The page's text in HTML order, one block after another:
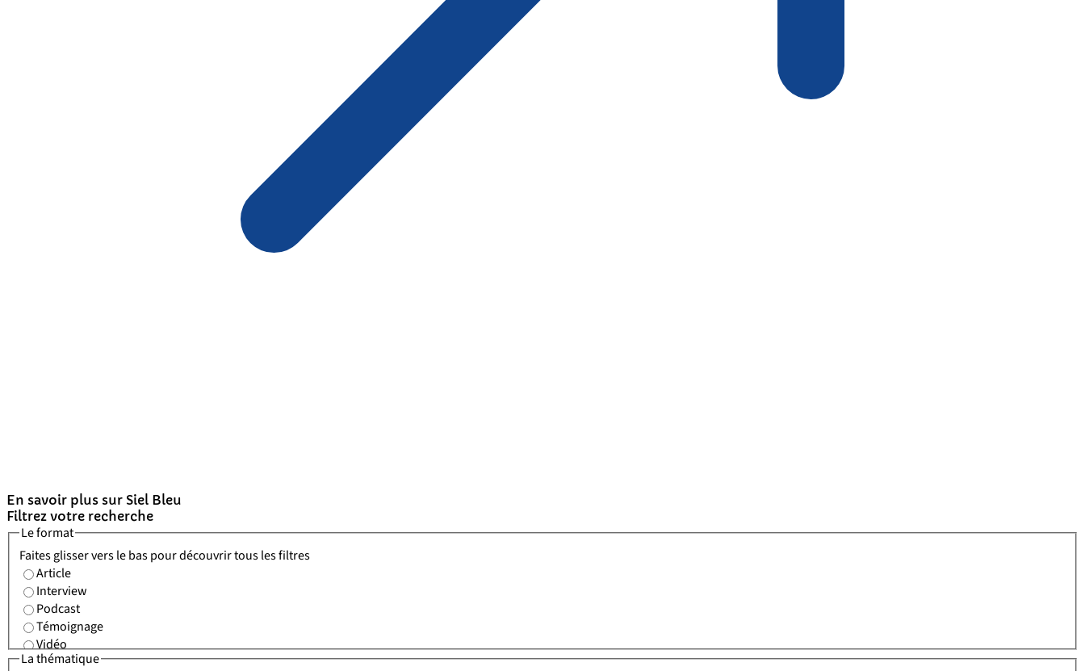
En savoir plus sur Siel Bleu
Filtrez votre recherche
Le format
Faites glisser vers le bas pour découvrir tous les filtres
Article
Interview
Podcast
Témoignage
Vidéo
La thématique